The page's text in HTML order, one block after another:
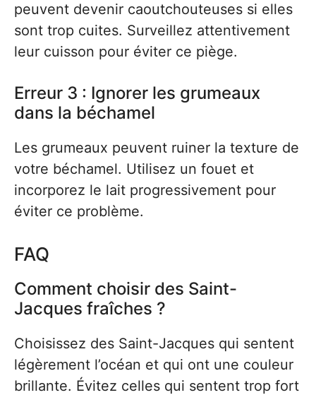
peuvent devenir caoutchouteuses si elles
sont trop cuites. Surveillez attentivement
leur cuisson pour éviter ce piège.
Erreur 3 : Ignorer les grumeaux
dans la béchamel
Les grumeaux peuvent ruiner la texture de
votre béchamel. Utilisez un fouet et
incorporez le lait progressivement pour
éviter ce problème.
FAQ
Comment choisir des Saint-
Jacques fraîches ?
Choisissez des Saint-Jacques qui sentent
légèrement l’océan et qui ont une couleur
brillante. Évitez celles qui sentent trop fort